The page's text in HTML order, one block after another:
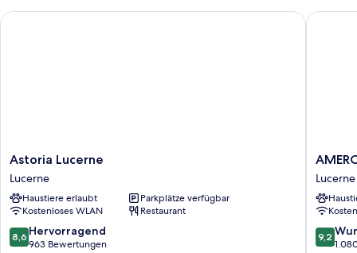
Astoria
Lucerne
Lucerne
Astoria Lucerne
Lucerne
Haustiere erlaubt
Parkplätze verfügbar
Kostenloses WLAN
Restaurant
8.6
von
8,6 Hervorragend
963 Bewertungen
Astoria Lucerne
Luzern
Hotel
Flora
Lucerne
Lucerne
9.2
von
9,2